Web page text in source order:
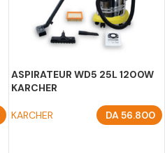
ASPIRATEUR WD5 25L 1200W
KARCHER
KARCHER DA56.800